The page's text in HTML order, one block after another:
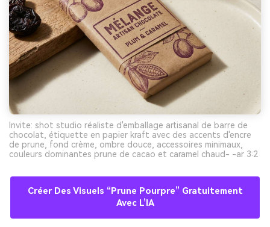
Invite: shot studio réaliste d'emballage artisanal de barre de
chocolat, étiquette en papier kraft avec des accents d'encre
de prune, fond crème, ombre douce, accessoires minimaux,
couleurs dominantes prune de cacao et caramel chaud- -ar 3:2
Créer Des Visuels “prune Pourpre” Gratuitement
Avec L’IA